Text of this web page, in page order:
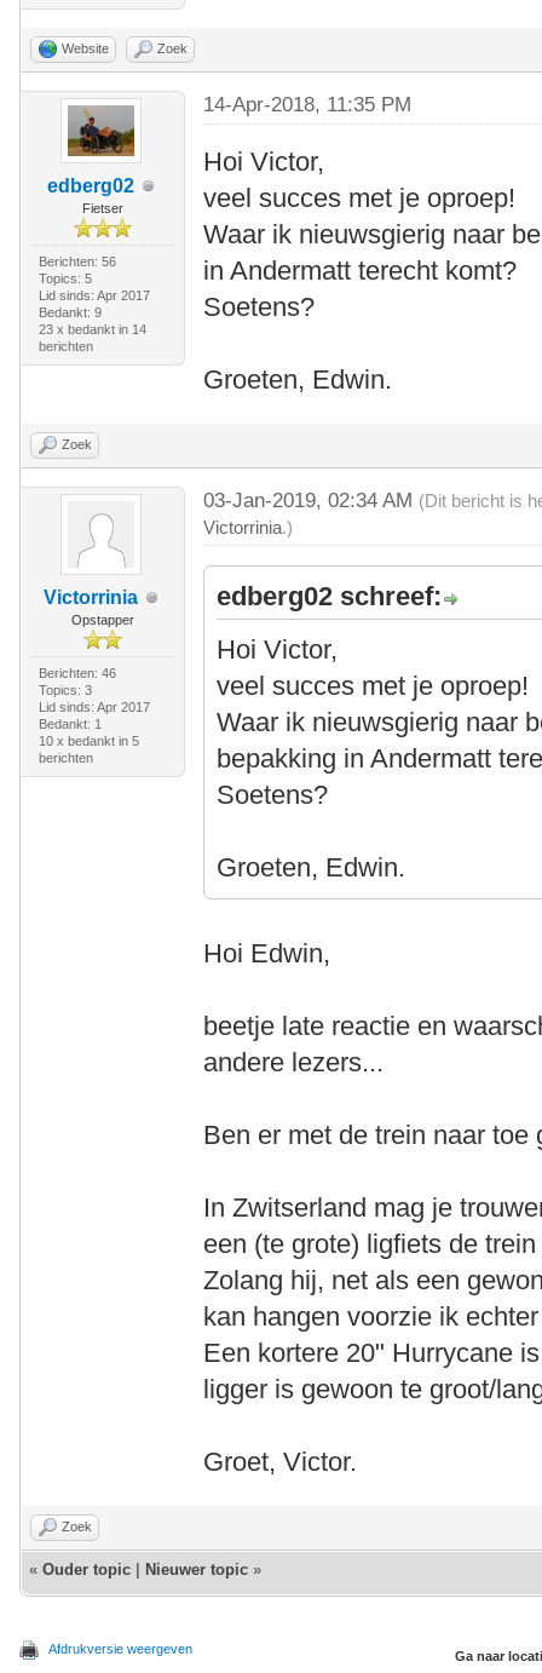
Website Zoek
edberg02
Fietser
Berichten: 56
Topics: 5
Lid sinds: Apr 2017
Bedankt: 9
23 x bedankt in 14
berichten
14-Apr-2018, 11:35 PM
Hoi Victor,
veel succes met je oproep!
Waar ik nieuwsgierig naar
in Andermatt terecht komt?
Soetens?
Groeten, Edwin.
Zoek
Victorrinia
Opstapper
Berichten: 46
Topics: 3
Lid sinds: Apr 2017
Bedankt: 1
10 x bedankt in 5
berichten
03-Jan-2019, 02:34 AM (Dit bericht is
Victorrinia.)
edberg02 schreef:
Hoi Victor,
veel succes met je oproep!
Waar ik nieuwsgierig naar
bepakking in Andermatt
Soetens?
Groeten, Edwin.
Hoi Edwin,
beetje late reactie en
andere lezers...
Ben er met de trein naar toe
In Zwitserland mag je
een (te grote) ligfiets de
Zolang hij, net als een
kan hangen voorzie ik
Een kortere 20" Hurrycane
ligger is gewoon te groot/
Groet, Victor.
Zoek
« Ouder topic Nieuwer topic »
Afdrukversie weergeven Ga naar